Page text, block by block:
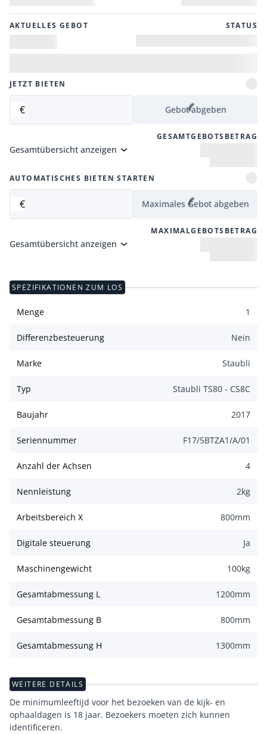
AKTUELLES GEBOT STATUS
JETZT BIETEN
€ Gebot abgeben
GESAMTGEBOTSBETRAG
Gesamtübersicht anzeigen
AUTOMATISCHES BIETEN STARTEN
€ Maximales Gebot abgeben
MAXIMALGEBOTSBETRAG
Gesamtübersicht anzeigen
SPEZIFIKATIONEN ZUM LOS
Menge 1
Differenzbesteuerung Nein
Marke Staubli
Typ Staubli TS80 - CS8C
Baujahr 2017
Seriennummer F17/5BTZA1/A/01
Anzahl der Achsen 4
Nennleistung 2kg
Arbeitsbereich X 800mm
Digitale steuerung Ja
Maschinengewicht 100kg
Gesamtabmessung L 1200mm
Gesamtabmessung B 800mm
Gesamtabmessung H 1300mm
WEITERE DETAILS
De minimumleeftijd voor het bezoeken van de kijk- en
ophaaldagen is 18 jaar. Bezoekers moeten zich kunnen
identificeren.